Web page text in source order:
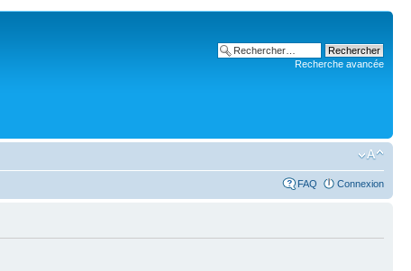
Recherche avancée
FAQ Connexion